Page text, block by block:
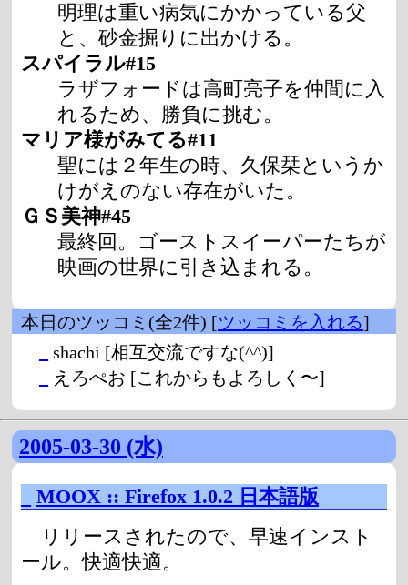
明理は重い病気にかかっている父
と、砂金掘りに出かける。
スパイラル#15
ラザフォードは高町亮子を仲間に入
れるため、勝負に挑む。
マリア様がみてる#11
聖には２年生の時、久保栞というか
けがえのない存在がいた。
ＧＳ美神#45
最終回。ゴーストスイーパーたちが
映画の世界に引き込まれる。
本日のツッコミ(全2件) [ツッコミを入れる]
shachi [相互交流ですな(^^)]
えろぺお [これからもよろしく〜]
2005-03-30 (水)
MOOX :: Firefox 1.0.2 日本語版
リリースされたので、早速インスト
ール。快適快適。